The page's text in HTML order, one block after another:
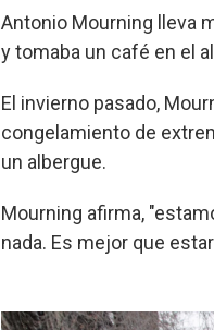
Antonio Mourning lleva
y tomaba un café en el
El invierno pasado,
congelamiento de
un albergue.
Mourning afirma,
nada. Es mejor que